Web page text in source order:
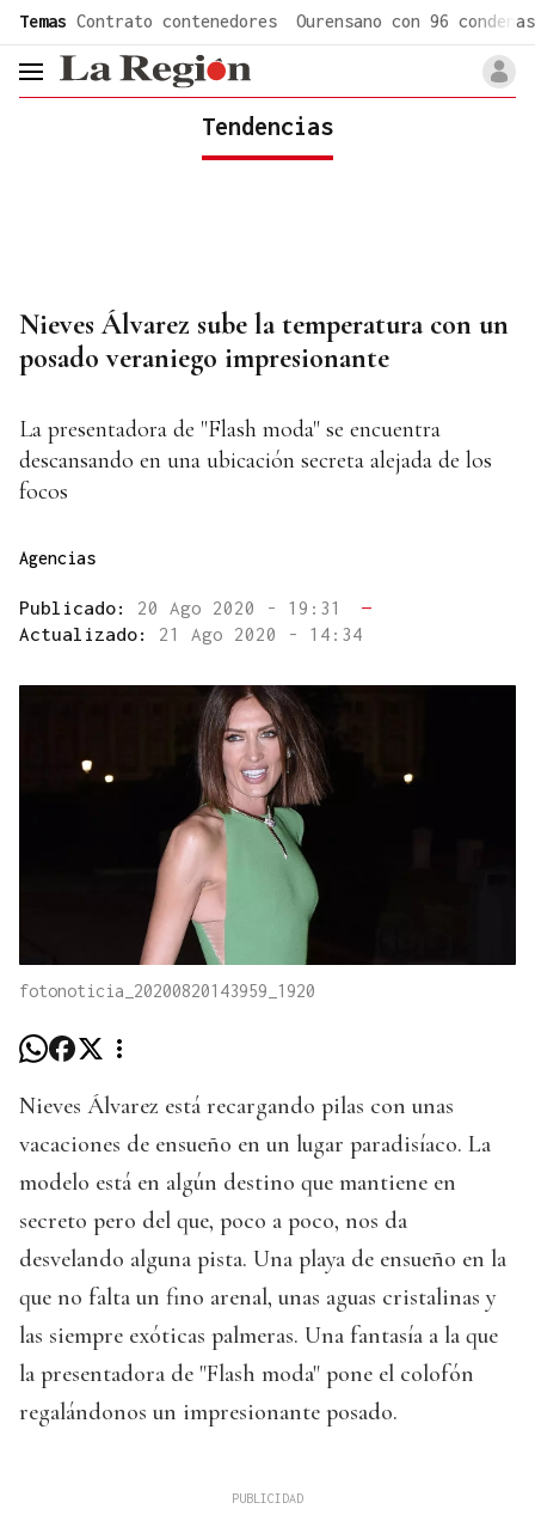
Temas Contrato contenedores Ourensano con 96 condenas
header.menu.open
Tendencias
Nieves Álvarez sube la temperatura con un
posado veraniego impresionante
La presentadora de "Flash moda" se encuentra
descansando en una ubicación secreta alejada de los
focos
Agencias
Publicado: 20 Ago 2020 - 19:31
—
Actualizado: 21 Ago 2020 - 14:34
fotonoticia_20200820143959_1920
Nieves Álvarez está recargando pilas con unas
vacaciones de ensueño en un lugar paradisíaco. La
modelo está en algún destino que mantiene en
secreto pero del que, poco a poco, nos da
desvelando alguna pista. Una playa de ensueño en la
que no falta un fino arenal, unas aguas cristalinas y
las siempre exóticas palmeras. Una fantasía a la que
la presentadora de "Flash moda" pone el colofón
regalándonos un impresionante posado.